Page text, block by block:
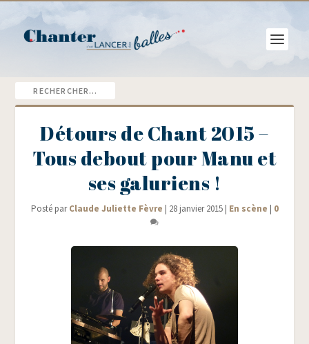
Détours de Chant 2015 –
Tous debout pour Manu et
ses galuriens !
Posté parClaude Juliette Fèvre | 28 janvier 2015| En scène | 0